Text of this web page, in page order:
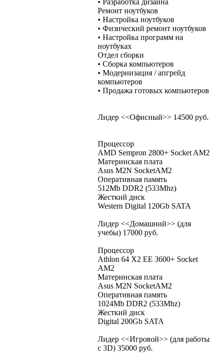
• Разработка дизайна
Ремонт ноутбуков
• Настройка ноутбуков
• Физический ремонт ноутбуков
• Настройка программ на
ноутбуках
Отдел сборки
• Сборка компьютеров
• Модернизация / апгрейд
компьютеров
• Продажа готовых компьютеров
Лидер <<Офисный>> 14500 руб.
Процессор
AMD Sempron 2800+ Socket AM2
Материнская плата
Asus M2N SocketAM2
Оперативная память
512Mb DDR2 (533Mhz)
Жесткий диск
Western Digital 120Gb SATA
Лидер <<Домашний>> (для
учебы) 17000 руб.
Процессор
Athlon 64 X2 EE 3600+ Socket
AM2
Материнская плата
Asus M2N SocketAM2
Оперативная память
1024Mb DDR2 (533Mhz)
Жесткий диск
Digital 200Gb SATA
Лидер <<Игровой>> (для работы
с 3D) 35000 руб.